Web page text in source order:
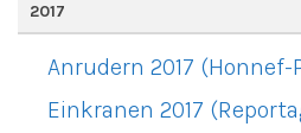
2017
Anrudern 2017 (Honnef-
Einkranen 2017